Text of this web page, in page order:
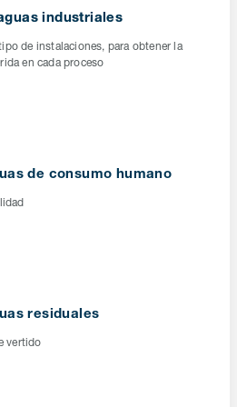
industriales
de instalaciones, para obtener la
en cada proceso
de consumo humano
residuales
vertido